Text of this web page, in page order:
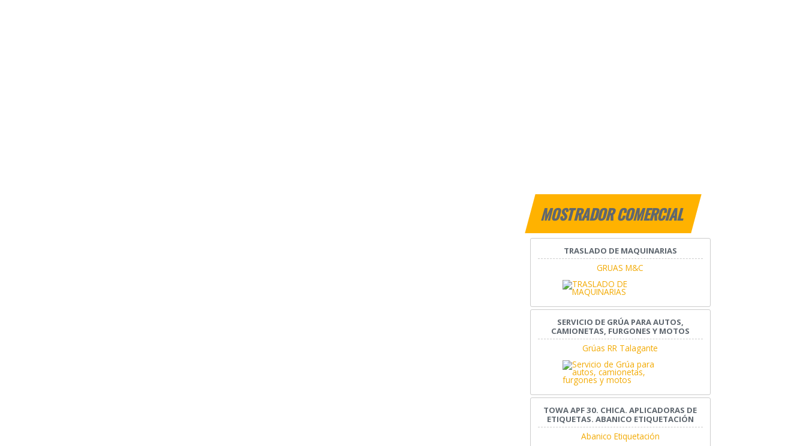
MOSTRADOR COMERCIAL
TRASLADO DE MAQUINARIAS
GRUAS M&C
SERVICIO DE GRÚA PARA AUTOS,
CAMIONETAS, FURGONES Y MOTOS
Grúas RR Talagante
TOWA APF 30. CHICA. APLICADORAS DE
ETIQUETAS. ABANICO ETIQUETACIÓN
Abanico Etiquetación